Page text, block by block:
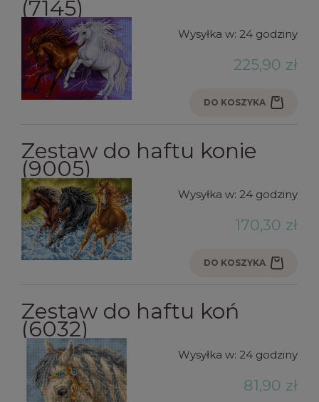
(7145)
Wysyłka w: 24 godziny
225,90 zł
DO KOSZYKA
Zestaw do haftu konie
(9005)
Wysyłka w: 24 godziny
170,30 zł
DO KOSZYKA
Zestaw do haftu koń
(6032)
Wysyłka w: 24 godziny
81,90 zł